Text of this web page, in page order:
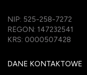
NIP: 525-258-7272
REGON: 147232541
KRS: 0000507428
DANE KONTAKTOWE